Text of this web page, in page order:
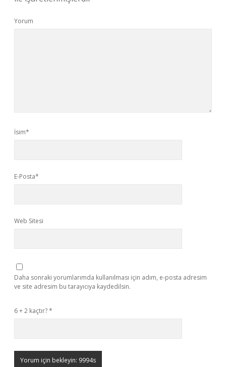
Yorum
İsim*
E-Posta*
Web Sitesi
Daha sonraki yorumlarımda kullanılması için adım, e-posta adresim
ve site adresim bu tarayıcıya kaydedilsin.
6 + 2 kaçtır?*